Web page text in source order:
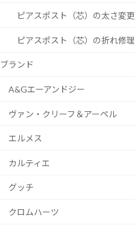
ピアスポスト（芯）の太さ変更
ピアスポスト（芯）の折れ修理
ブランド
A&Gエーアンドジー
ヴァン・クリーフ＆アーペル
エルメス
カルティエ
グッチ
クロムハーツ